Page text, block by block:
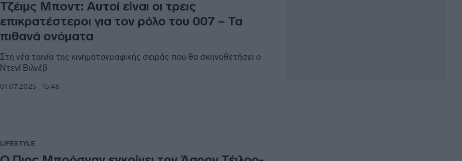
Τζέιμς Μποντ: Αυτοί είναι οι τρεις
επικρατέστεροι για τον ρόλο του 007 – Τα
πιθανά ονόματα
Στη νέα ταινία της κινηματογραφικής σειράς που θα σκηνοθετήσει ο
Ντενί Βιλνέβ
01.07.2025 - 15:46
LIFESTYLE